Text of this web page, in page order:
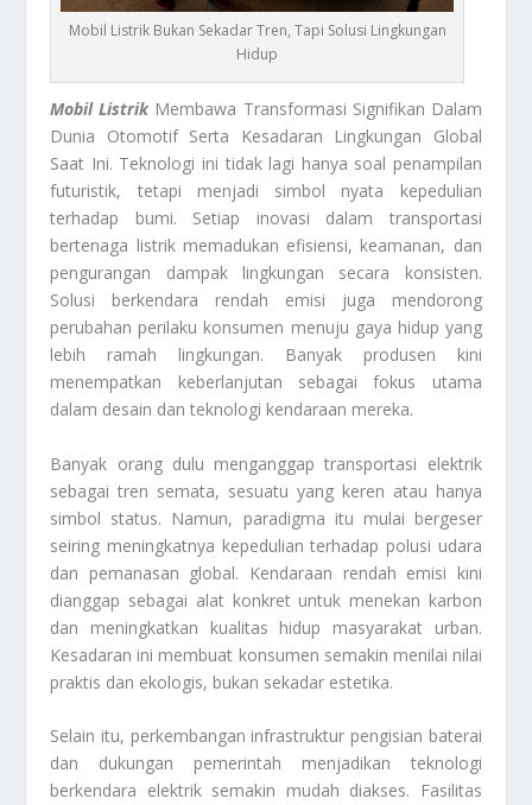
Mobil Listrik Bukan Sekadar Tren, Tapi Solusi Lingkungan
Hidup
Mobil ListrikMembawa Transformasi Signifikan Dalam
Dunia Otomotif Serta Kesadaran Lingkungan Global
Saat Ini. Teknologi ini tidak lagi hanya soal penampilan
futuristik, tetapi menjadi simbol nyata kepedulian
terhadap bumi. Setiap inovasi dalam transportasi
bertenaga listrik memadukan efisiensi, keamanan, dan
pengurangan dampak lingkungan secara konsisten.
Solusi berkendara rendah emisi juga mendorong
perubahan perilaku konsumen menuju gaya hidup yang
lebih ramah lingkungan. Banyak produsen kini
menempatkan keberlanjutan sebagai fokus utama
dalam desain dan teknologi kendaraan mereka.
Banyak orang dulu menganggap transportasi elektrik
sebagai tren semata, sesuatu yang keren atau hanya
simbol status. Namun, paradigma itu mulai bergeser
seiring meningkatnya kepedulian terhadap polusi udara
dan pemanasan global. Kendaraan rendah emisi kini
dianggap sebagai alat konkret untuk menekan karbon
dan meningkatkan kualitas hidup masyarakat urban.
Kesadaran ini membuat konsumen semakin menilai nilai
praktis dan ekologis, bukan sekadar estetika.
Selain itu, perkembangan infrastruktur pengisian baterai
dan dukungan pemerintah menjadikan teknologi
berkendara elektrik semakin mudah diakses. Fasilitas